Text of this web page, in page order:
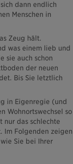
dann endlich
Menschen in
Zeug hält.
was einem lieb und
sie auch schon
der neuen
Bis Sie letztlich
in Eigenregie (und
Wohnortswechsel so
nur das schlechte
. Im Folgenden zeigen
Sie bei Ihrer